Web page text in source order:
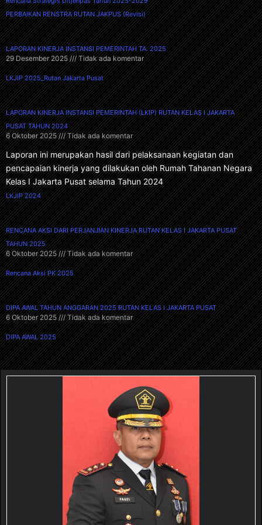
PERBAIKAN RENSTRA RUTAN JAKPUS (Revisi)
LAPORAN KINERJA INSTANSI PEMERINTAH TA. 2025
29 Desember 2025 Tidak ada komentar
LKJIP 2025_Rutan Jakarta Pusat
LAPORAN KINERJA INSTANSI PEMERINTAH (LKIP) RUTAN KELAS I JAKARTA
PUSAT TAHUN 2024
6 Oktober 2025 Tidak ada komentar
Laporan ini merupakan hasil dari pelaksanaan kegiatan dan
pencapaian kinerja yang dilakukan oleh Rumah Tahanan Negara
Kelas I Jakarta Pusat selama Tahun 2024
LKJIP 2024
RENCANA AKSI DARI PERJANJIAN KINERJA RUTAN KELAS I JAKARTA PUSAT
TAHUN 2025
6 Oktober 2025 Tidak ada komentar
Rencana Aksi PK 2025
DIPA AWAL TAHUN ANGGARAN 2025 RUTAN KELAS I JAKARTA PUSAT
6 Oktober 2025 Tidak ada komentar
DIPA AWAL 2025